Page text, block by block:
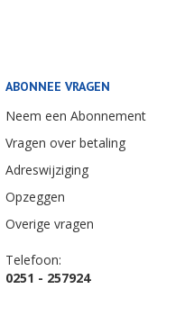
ABONNEE VRAGEN
Neem een Abonnement
Vragen over betaling
Adreswijziging
Opzeggen
Overige vragen
Telefoon:
0251 - 257924